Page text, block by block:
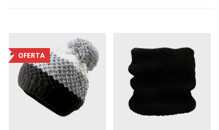
OFERTA